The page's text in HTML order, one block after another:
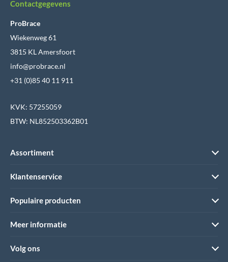
Contactgegevens
ProBrace
Wiekenweg 61
3815 KL Amersfoort
info@probrace.nl
+31 (0)85 40 11 911
KVK: 57255059
BTW: NL852503362B01
Assortiment
Klantenservice
Populaire producten
Meer informatie
Volg ons